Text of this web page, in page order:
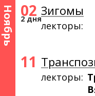
Ноябрь 02
2 дня
Зигомы
лекторы:
11
лекторы: